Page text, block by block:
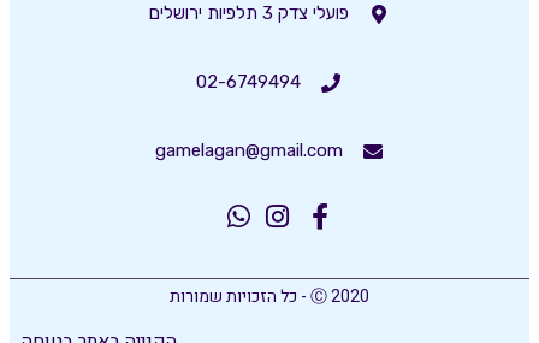
פועלי צדק 3 תלפיות ירושלים
02-6749494
gamelagan@gmail.com
Ⓒ 2020 - כל הזכויות שמורות